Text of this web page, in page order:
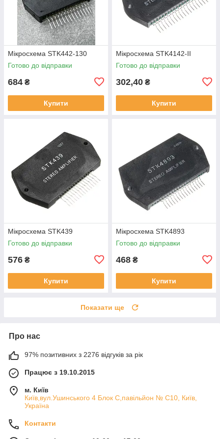
Мікросхема STK442-130
Готово до відправки
684 ₴
Купити
Мікросхема STK4142-II
Готово до відправки
302,40 ₴
Купити
Мікросхема STK439
Готово до відправки
576 ₴
Купити
Мікросхема STK4893
Готово до відправки
468 ₴
Купити
Показати ще
Про нас
97% позитивних з 2276 відгуків за рік
Працює з 19.10.2015
м. Київ
Київ,вул.Ушинського 4 Блок С,павільйон № С10, Київ,
Україна
Контакти